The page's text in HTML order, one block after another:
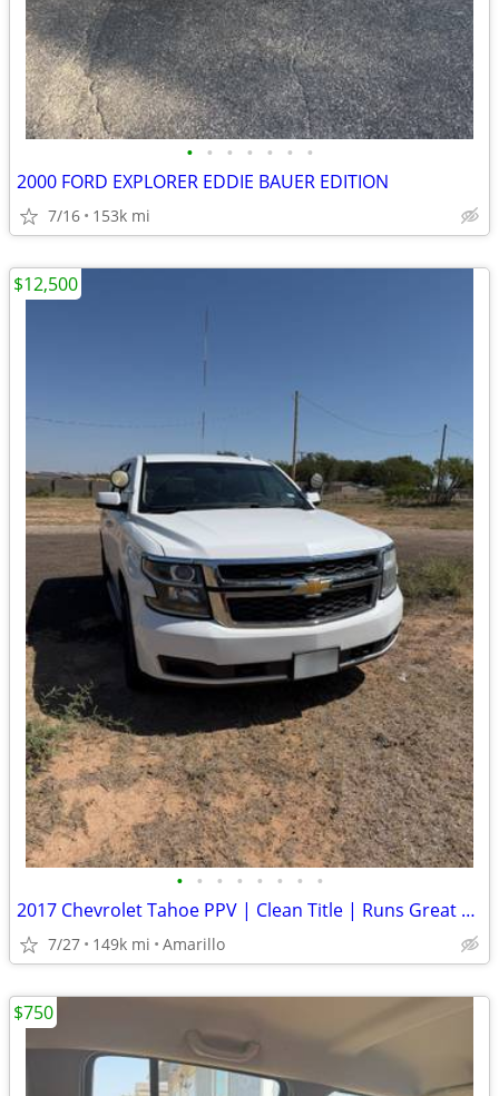
• • • • • • •
2000 FORD EXPLORER EDDIE BAUER EDITION
7/16 153k mi
• • • • • • • •
2017 Chevrolet Tahoe PPV | Clean Title | Runs Great | Cold A/C
7/27 149k mi Amarillo
$12,500
$750